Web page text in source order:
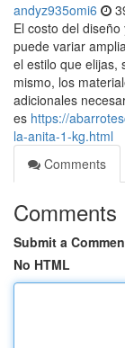
andyz935omi6
El costo del
puede variar
el estilo que elijas,
mismo, los
adicionales
es https://
la-anita-1-kg.html
Comments
Comments
Submit a
No HTML